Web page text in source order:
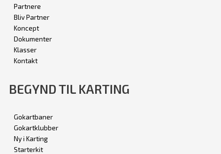
Partnere
Bliv Partner
Koncept
Dokumenter
Klasser
Kontakt
BEGYND TIL KARTING
Gokartbaner
Gokartklubber
Ny i Karting
Starterkit